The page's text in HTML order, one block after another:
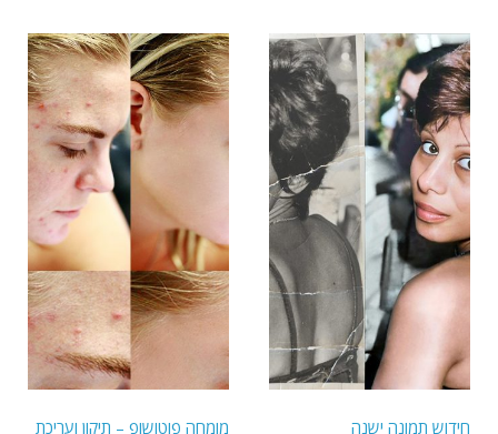
חידוש תמונה ישנה מומחה פוטושופ – תיקון ועריכת